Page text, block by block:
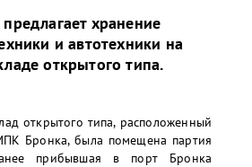
хранение
и автотехники на
открытого типа.
открытого типа, расположенный
Бронка, была помещена партия
прибывшая в порт Бронка